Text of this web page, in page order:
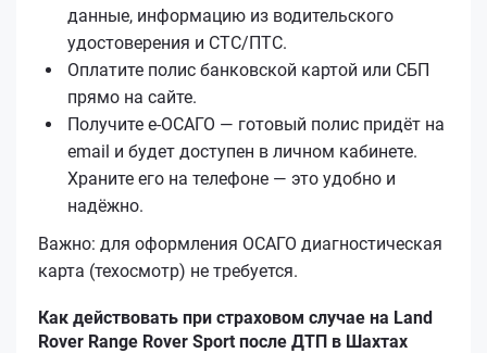
данные, информацию из водительского
удостоверения и СТС/ПТС.
Оплатите полис банковской картой или СБП
прямо на сайте.
Получите е‑ОСАГО — готовый полис придёт на
email и будет доступен в личном кабинете.
Храните его на телефоне — это удобно и
надёжно.
Важно: для оформления ОСАГО диагностическая
карта (техосмотр) не требуется.
Как действовать при страховом случае на Land
Rover Range Rover Sport после ДТП в Шахтах